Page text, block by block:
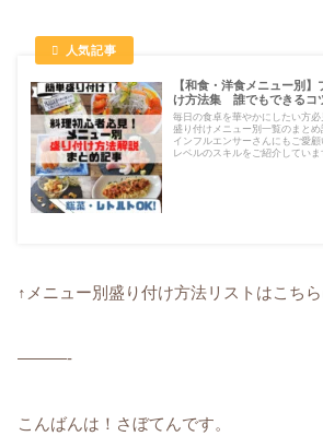
【和食・洋食メニュー別
け方法集 誰でもできるコ
毎日の食卓を華やかにしたい方
盛り付けメニュー別一覧のまと
インフルエンサーさんにもご愛
レベルのスキルをご紹介していま
↑メニュー別盛り付け方法リストはこちら
———-
こんばんは！さぼてんです。